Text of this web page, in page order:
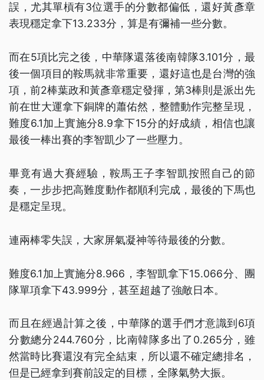
誤，尤其單槓有3位選手的分數都偏低，還好黃彥章
表現穩定拿下13.233分，算是有彌補一些分數。
而在5項比完之後，中華隊還落後南韓隊3.101分，最
後一個項目的鞍馬就非常重要，還好這也是台灣的強
項，前2棒葉政和黃彥章穩定發揮，第3棒則是派出先
前在世大運拿下銅牌的蕭佑然，整體動作完整呈現，
難度6.1加上實施分8.9拿下15分的好成績，相信也讓
最後一棒出賽的李智凱少了一些壓力。
畢竟有過大賽經驗，鞍馬王子李智凱按照自己的節
奏，一步步把高難度動作都順利完成，最後的下馬也
是穩定呈現。
連兩棒零失誤，大家屏氣凝神等待最後的分數。
難度6.1加上實施分8.966，李智凱拿下15.066分、團
隊單項拿下43.999分，甚至超越了強敵日本。
而且在經過計算之後，中華隊的選手們才意識到6項
分數總分244.760分，比南韓隊多出了0.265分，雖
然當時比賽還沒有完全結束，所以還不確定總排名，
但是已經拿到賽前設定的目標，全隊氣勢大振。